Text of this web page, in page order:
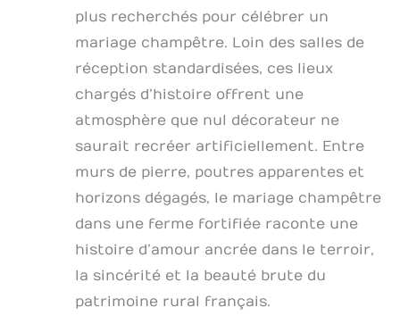
plus recherchés pour célébrer un
mariage champêtre. Loin des salles de
réception standardisées, ces lieux
chargés d’histoire offrent une
atmosphère que nul décorateur ne
saurait recréer artificiellement. Entre
murs de pierre, poutres apparentes et
horizons dégagés, le mariage champêtre
dans une ferme fortifiée raconte une
histoire d’amour ancrée dans le terroir,
la sincérité et la beauté brute du
patrimoine rural français.